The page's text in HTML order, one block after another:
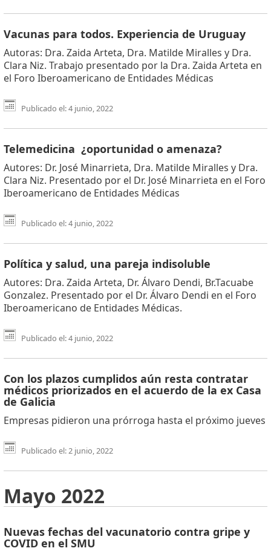
Vacunas para todos. Experiencia de Uruguay
Autoras: Dra. Zaida Arteta, Dra. Matilde Miralles y Dra.
Clara Niz. Trabajo presentado por la Dra. Zaida Arteta en
el Foro Iberoamericano de Entidades Médicas
Publicado el: 4 junio, 2022
Telemedicina ¿oportunidad o amenaza?
Autores: Dr. José Minarrieta, Dra. Matilde Miralles y Dra.
Clara Niz. Presentado por el Dr. José Minarrieta en el Foro
Iberoamericano de Entidades Médicas
Publicado el: 4 junio, 2022
Política y salud, una pareja indisoluble
Autores: Dra. Zaida Arteta, Dr. Álvaro Dendi, Br.Tacuabe
Gonzalez. Presentado por el Dr. Álvaro Dendi en el Foro
Iberoamericano de Entidades Médicas.
Publicado el: 4 junio, 2022
Con los plazos cumplidos aún resta contratar
médicos priorizados en el acuerdo de la ex Casa
de Galicia
Empresas pidieron una prórroga hasta el próximo jueves
Publicado el: 2 junio, 2022
Mayo 2022
Nuevas fechas del vacunatorio contra gripe y
COVID en el SMU